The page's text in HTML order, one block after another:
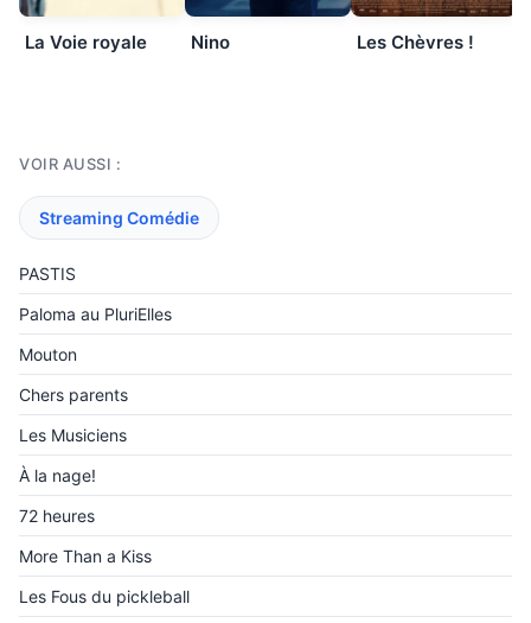
La Voie royale Nino Les Chèvres !
VOIR AUSSI :
Streaming Comédie
PASTIS
Paloma au PluriElles
Mouton
Chers parents
Les Musiciens
À la nage!
72 heures
More Than a Kiss
Les Fous du pickleball